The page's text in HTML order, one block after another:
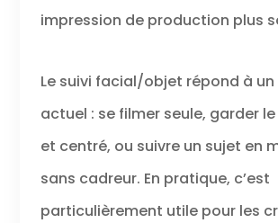
impression de production plus
Le suivi facial/objet répond à
actuel : se filmer seule, garder
et centré, ou suivre un sujet en
sans cadreur. En pratique, c’est
particulièrement utile pour les